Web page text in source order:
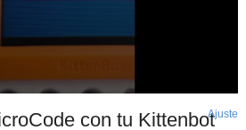
con tu KittenbotAjuste